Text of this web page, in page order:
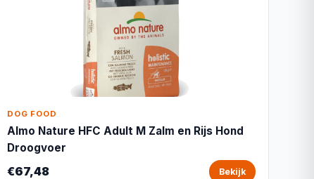
DOG FOOD
Almo Nature HFC Adult M Zalm en Rijs Hond
Droogvoer
€67,48 Bekijk